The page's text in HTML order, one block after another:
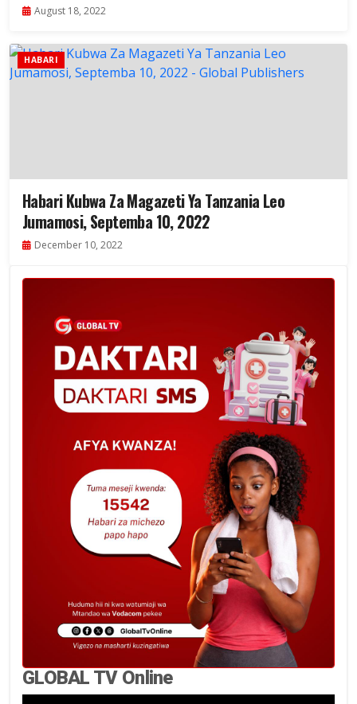
August 18, 2022
HABARI
Habari Kubwa Za Magazeti Ya Tanzania Leo
Jumamosi, Septemba 10, 2022
December 10, 2022
GLOBAL TV Online